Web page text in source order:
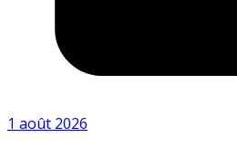
1 août 2026